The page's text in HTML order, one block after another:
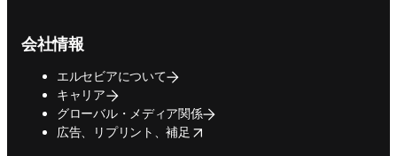
会社情報
エルセビアについて
キャリア
グローバル・メディア関係
広告、リプリント、補足
opens in new tab/window